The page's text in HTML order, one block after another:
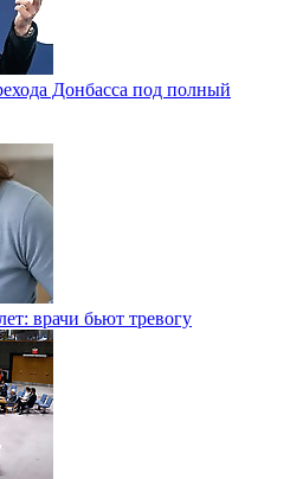
Донбасса под полный
врачи бьют тревогу